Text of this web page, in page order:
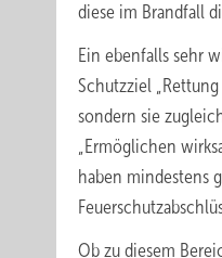
diese im Brandfall
Ein ebenfalls sehr
Schutzziel
sondern sie
„Ermöglichen
haben mindestens
Ob zu diesem